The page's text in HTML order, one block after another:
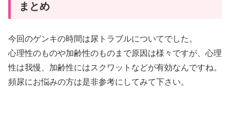
まとめ
今回のゲンキの時間は尿トラブルについてでした。
心理性のものや加齢性のものまで原因は様々ですが、心理
性は我慢、加齢性にはスクワットなどが有効なんですね。
頻尿にお悩みの方は是非参考にしてみて下さい。